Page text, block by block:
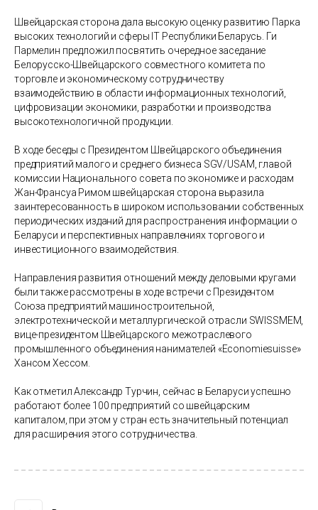
Швейцарская сторона дала высокую оценку развитию Парка
высоких технологий и сферы IT Республики Беларусь. Ги
Пармелин предложил посвятить очередное заседание
Белорусско-Швейцарского совместного комитета по
торговле и экономическому сотрудничеству
взаимодействию в области информационных технологий,
цифровизации экономики, разработки и производства
высокотехнологичной продукции.
В ходе беседы с Президентом Швейцарского объединения
предприятий малого и среднего бизнеса SGV/USAM, главой
комиссии Национального совета по экономике и расходам
Жан-Франсуа Римом швейцарская сторона выразила
заинтересованность в широком использовании собственных
периодических изданий для распространения информации о
Беларуси и перспективных направлениях торгового и
инвестиционного взаимодействия.
Направления развития отношений между деловыми кругами
были также рассмотрены в ходе встречи с Президентом
Союза предприятий машиностроительной,
электротехнической и металлургической отрасли SWISSMEM,
вице-президентом Швейцарского межотраслевого
промышленного объединения нанимателей «Economiesuisse»
Хансом Хессом.
Как отметил Александр Турчин, сейчас в Беларуси успешно
работают более 100 предприятий со швейцарским
капиталом, при этом у стран есть значительный потенциал
для расширения этого сотрудничества.